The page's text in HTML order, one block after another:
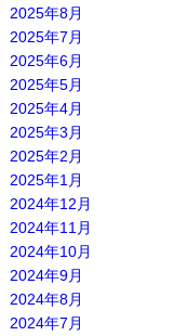
2025年8月
2025年7月
2025年6月
2025年5月
2025年4月
2025年3月
2025年2月
2025年1月
2024年12月
2024年11月
2024年10月
2024年9月
2024年8月
2024年7月